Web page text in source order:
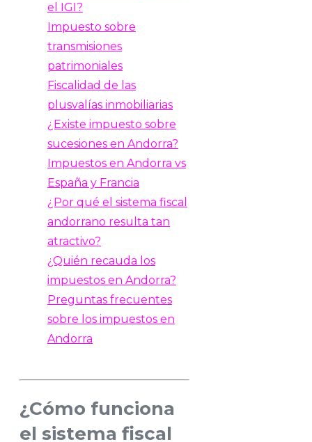
el IGI?
Impuesto sobre
transmisiones
patrimoniales
Fiscalidad de las
plusvalías inmobiliarias
¿Existe impuesto sobre
sucesiones en Andorra?
Impuestos en Andorra vs
España y Francia
¿Por qué el sistema fiscal
andorrano resulta tan
atractivo?
¿Quién recauda los
impuestos en Andorra?
Preguntas frecuentes
sobre los impuestos en
Andorra
¿Cómo funciona
el sistema fiscal